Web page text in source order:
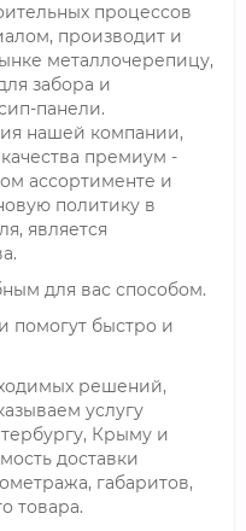
процессов
производит и
металлочерепицу,
забора и
панели.
нашей компании,
премиум -
ассортименте и
политику в
является
для вас способом.
помогут быстро и
решений,
услугу
Крыму и
доставки
габаритов,
товара.